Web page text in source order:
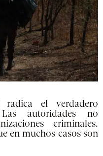
el verdadero
autoridades no
criminales.
en muchos casos son